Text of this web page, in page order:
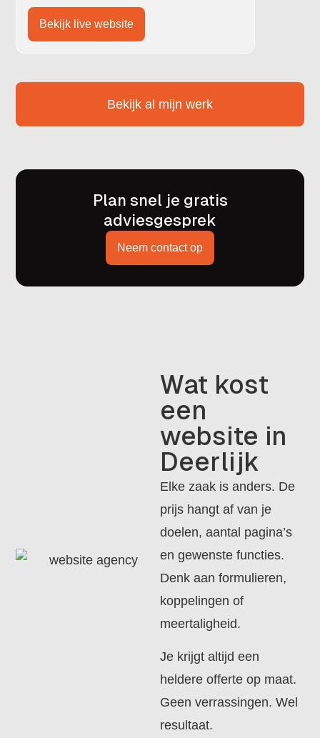
Bekijk live website
Bekijk al mijn werk
Plan snel je gratis
adviesgesprek
Neem contact op
Wat kost
een
website in
Deerlijk
Elke zaak is anders. De
prijs hangt af van je
doelen, aantal pagina’s
en gewenste functies.
Denk aan formulieren,
koppelingen of
meertaligheid.
Je krijgt altijd een
heldere offerte op maat.
Geen verrassingen. Wel
resultaat.